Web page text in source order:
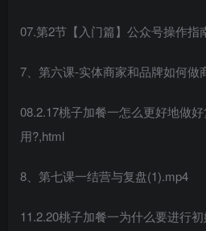
07.第2节【入门篇】公众号操作指
7、第六课-实体商家和品牌如何做
08.2.17桃子加餐一怎么更好地做
用?,html
8、第七课一结营与复盘(1).mp4
11.2.20桃子加餐一为什么要进行